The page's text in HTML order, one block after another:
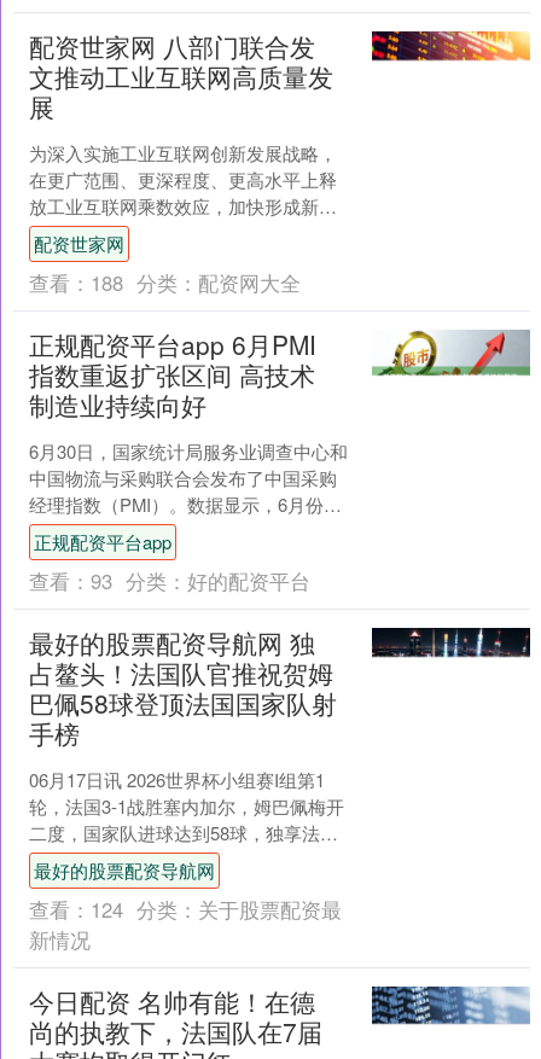
配资世家网 八部门联合发
文推动工业互联网高质量发
展
为深入实施工业互联网创新发展战略，
在更广范围、更深程度、更高水平上释
放工业互联网乘数效应，加快形成新质
生产力，工业和信息化部等八部门近日
印发《关于推动工业互联网....
配资世家网
查看： 188 分类： 配资网大全
正规配资平台app 6月PMI
指数重返扩张区间 高技术
制造业持续向好
6月30日，国家统计局服务业调查中心和
中国物流与采购联合会发布了中国采购
经理指数（PMI）。数据显示，6月份，
制造业PMI为50.3%，比上月上升0.3个百
分点....
正规配资平台app
查看： 93 分类： 好的配资平台
最好的股票配资导航网 独
占鳌头！法国队官推祝贺姆
巴佩58球登顶法国国家队射
手榜
06月17日讯 2026世界杯小组赛I组第1
轮，法国3-1战胜塞内加尔，姆巴佩梅开
二度，国家队进球达到58球，独享法国
国家队射手王。 法国国家队官推也发文
祝贺姆....
最好的股票配资导航网
查看： 124 分类： 关于股票配资最
新情况
今日配资 名帅有能！在德
尚的执教下，法国队在7届